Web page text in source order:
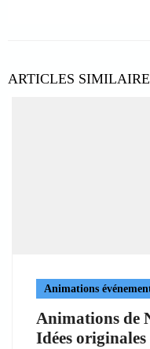
ARTICLES
Animations
Animations de
Idées originales